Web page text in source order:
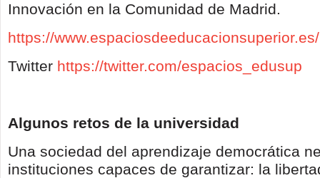
Innovación en la Comunidad de Madrid.
https://www.espaciosdeeducacionsuperior.es/
Twitter https://twitter.com/espacios_edusup
Algunos retos de la universidad
Una sociedad del aprendizaje democrática
instituciones capaces de garantizar: la